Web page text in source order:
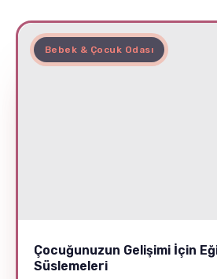
Bebek & Çocuk Odası
Çocuğunuzun Gelişimi İçin
Süslemeleri